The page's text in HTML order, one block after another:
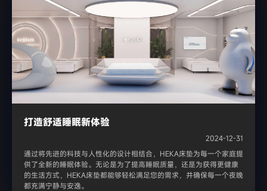
打造舒适睡眠新体验
2024-12-31
通过将先进的科技与人性化的设计相结合，HEKA床垫为每一个家庭提
供了全新的睡眠体验。无论是为了提高睡眠质量，还是为获得更健康
的生活方式，HEKA床垫都能够轻松满足您的需求，并确保每一个夜晚
都充满宁静与安逸。